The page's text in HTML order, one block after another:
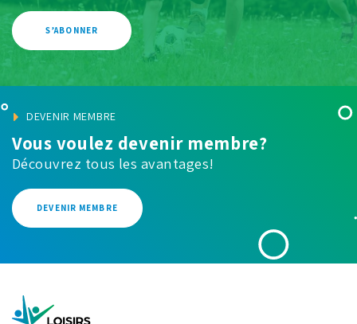
S’ABONNER
DEVENIR MEMBRE
Vous voulez devenir membre?
Découvrez tous les avantages!
DEVENIR MEMBRE